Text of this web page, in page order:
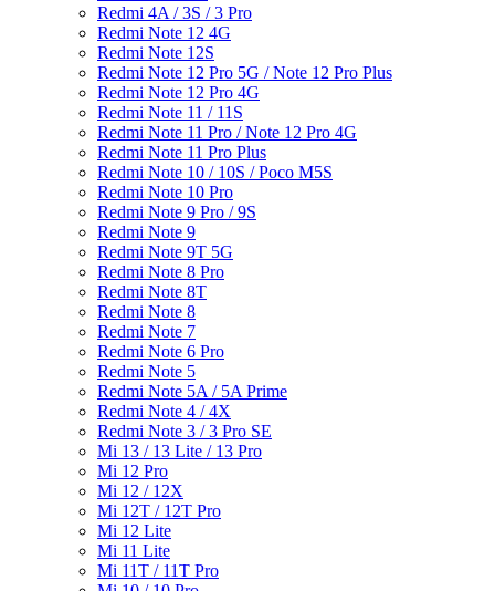
Redmi 4A / 3S / 3 Pro
Redmi Note 12 4G
Redmi Note 12S
Redmi Note 12 Pro 5G / Note 12 Pro Plus
Redmi Note 12 Pro 4G
Redmi Note 11 / 11S
Redmi Note 11 Pro / Note 12 Pro 4G
Redmi Note 11 Pro Plus
Redmi Note 10 / 10S / Poco M5S
Redmi Note 10 Pro
Redmi Note 9 Pro / 9S
Redmi Note 9
Redmi Note 9T 5G
Redmi Note 8 Pro
Redmi Note 8T
Redmi Note 8
Redmi Note 7
Redmi Note 6 Pro
Redmi Note 5
Redmi Note 5A / 5A Prime
Redmi Note 4 / 4X
Redmi Note 3 / 3 Pro SE
Mi 13 / 13 Lite / 13 Pro
Mi 12 Pro
Mi 12 / 12X
Mi 12T / 12T Pro
Mi 12 Lite
Mi 11 Lite
Mi 11T / 11T Pro